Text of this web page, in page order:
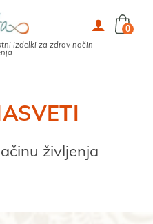
izdelki za zdrav način
0
življenja